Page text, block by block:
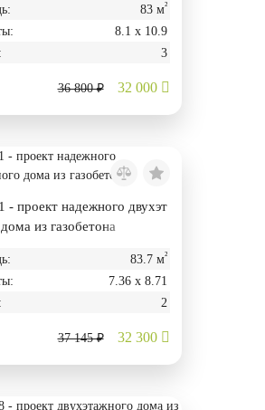
83 м²
8.1 х 10.9
3
36 800 ₽ 32 000
- проект надежного двухэт
из газобетона
83.7 м²
7.36 х 8.71
2
37 145 ₽ 32 300